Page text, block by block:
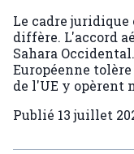
Le cadre
diffère. L'accord
Sahara
Européenne
de l'UE y opèrent
Publié 13 juillet